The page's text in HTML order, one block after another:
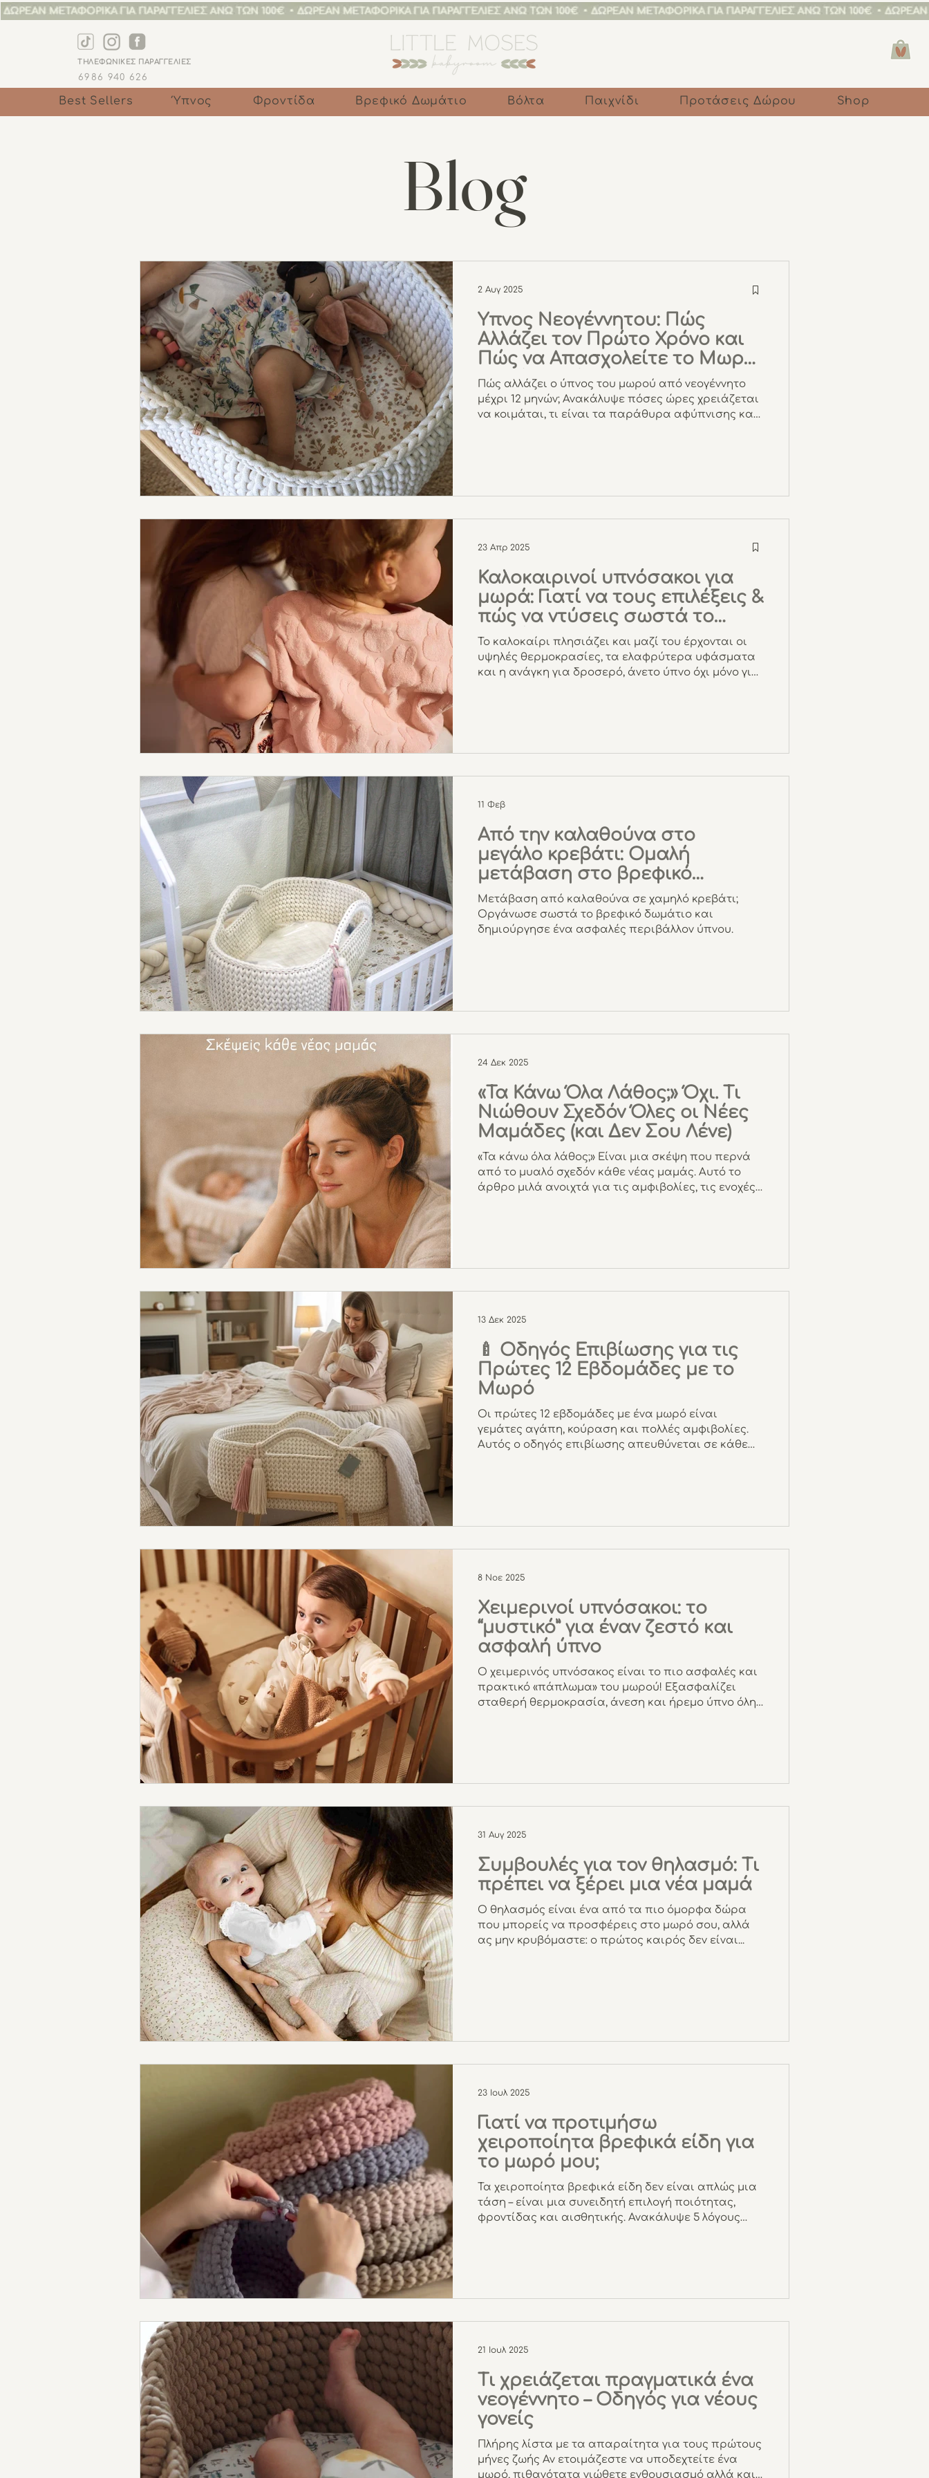
6986 940 6 26
ΤΗΛΕΦΩΝΙΚΕΣ ΠΑΡΑΓΓΕΛΙΕΣ
Best Sellers Ύπνος Φροντίδα Βρεφικό Δωμάτιο Βόλτα Παιχνίδι Προτάσεις Δώρου Shop
Blog
Ύπνος Νεογέννητου: Πώς
Αλλάζει τον Πρώτο Χρόνο και
Πώς να Απασχολείτε το Μωρό
σε Κάθε Φάση
Πώς αλλάζει ο ύπνος του μωρού από νεογέννητο
μέχρι 12 μηνών; Ανακάλυψε πόσες ώρες χρειάζεται
να κοιμάται, τι είναι τα παράθυρα αφύπνισης και
2 Αυγ 2025
Καλοκαιρινοί υπνόσακοι για
μωρά: Γιατί να τους επιλέξεις &
πώς να ντύσεις σωστά το
μικρό σου
Το καλοκαίρι πλησιάζει και μαζί του έρχονται οι
υψηλές θερμοκρασίες, τα ελαφρύτερα υφάσματα
και η ανάγκη για δροσερό, άνετο ύπνο όχι μόνο για
σχεδιασμένοι για τις ζεστές νύχτες, προσφέροντας
23 Απρ 2025
Από την καλαθούνα στο
μεγάλο κρεβάτι: Ομαλή
μετάβαση στο βρεφικό
δωμάτιο
Μετάβαση από καλαθούνα σε χαμηλό κρεβάτι;
Οργάνωσε σωστά το βρεφικό δωμάτιο και
δημιούργησε ένα ασφαλές περιβάλλον ύπνου.
11 Φεβ
«Τα Κάνω Όλα Λάθος;» Όχι. Τι
Νιώθουν Σχεδόν Όλες οι Νέες
Μαμάδες (και Δεν Σου Λένε)
«Τα κάνω όλα λάθος;» Είναι μια σκέψη που περνά
από το μυαλό σχεδόν κάθε νέας μαμάς. Αυτό το
άρθρο μιλά ανοιχτά για τις αμφιβολίες, τις ενοχές
24 Δεκ 2025
🍼 Οδηγός Επιβίωσης για τις
Πρώτες 12 Εβδομάδες με το
Μωρό
Οι πρώτες 12 εβδομάδες με ένα μωρό είναι
γεμάτες αγάπη, κούραση και πολλές αμφιβολίες.
Αυτός ο οδηγός επιβίωσης απευθύνεται σε κάθε
13 Δεκ 2025
Χειμερινοί υπνόσακοι: το
“μυστικό” για έναν ζεστό και
ασφαλή ύπνο
Ο χειμερινός υπνόσακος είναι το πιο ασφαλές και
πρακτικό «πάπλωμα» του μωρού! Εξασφαλίζει
σταθερή θερμοκρασία, άνεση και ήρεμο ύπνο όλη
8 Νοε 2025
Συμβουλές για τον θηλασμό: Τι
πρέπει να ξέρει μια νέα μαμά
Ο θηλασμός είναι ένα από τα πιο όμορφα δώρα
που μπορείς να προσφέρεις στο μωρό σου, αλλά
ας μην κρυβόμαστε: ο πρώτος καιρός δεν είναι...
31 Αυγ 2025
Γιατί να προτιμήσω
χειροποίητα βρεφικά είδη για
το μωρό μου;
Τα χειροποίητα βρεφικά είδη δεν είναι απλώς μια
τάση – είναι μια συνειδητή επιλογή ποιότητας,
φροντίδας και αισθητικής. Ανακάλυψε 5 λόγους
23 Ιουλ 2025
Τι χρειάζεται πραγματικά ένα
νεογέννητο – Οδηγός για νέους
γονείς
Πλήρης λίστα με τα απαραίτητα για τους πρώτους
μήνες ζωής Αν ετοιμάζεστε να υποδεχτείτε ένα
μωρό, πιθανότατα νιώθετε ενθουσιασμό αλλά και…
21 Ιουλ 2025